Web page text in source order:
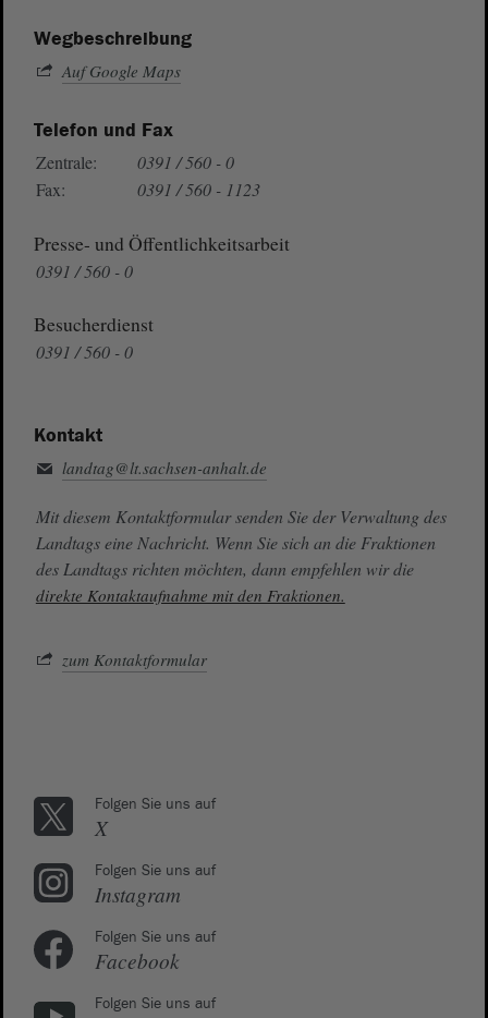
Wegbeschreibung
Auf Google Maps
Telefon und Fax
Zentrale:
0391 / 560 - 0
Fax:
0391 / 560 - 1123
Presse- und Öffentlichkeitsarbeit
0391 / 560 - 0
Besucherdienst
0391 / 560 - 0
Kontakt
landtag@lt.sachsen-anhalt.de
Mit diesem Kontaktformular senden Sie der Verwaltung des
Landtags eine Nachricht. Wenn Sie sich an die Fraktionen
des Landtags richten möchten, dann empfehlen wir die
direkte Kontaktaufnahme mit den Fraktionen.
zum Kontaktformular
Folgen Sie uns auf
X
Folgen Sie uns auf
Instagram
Folgen Sie uns auf
Facebook
Folgen Sie uns auf